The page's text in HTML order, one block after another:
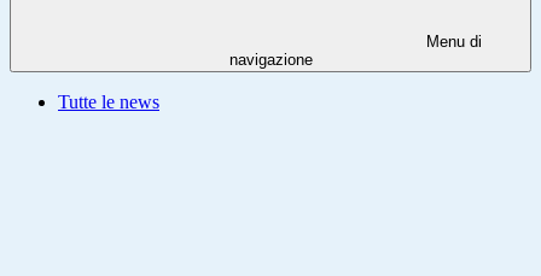
Menu di
navigazione
Tutte le news